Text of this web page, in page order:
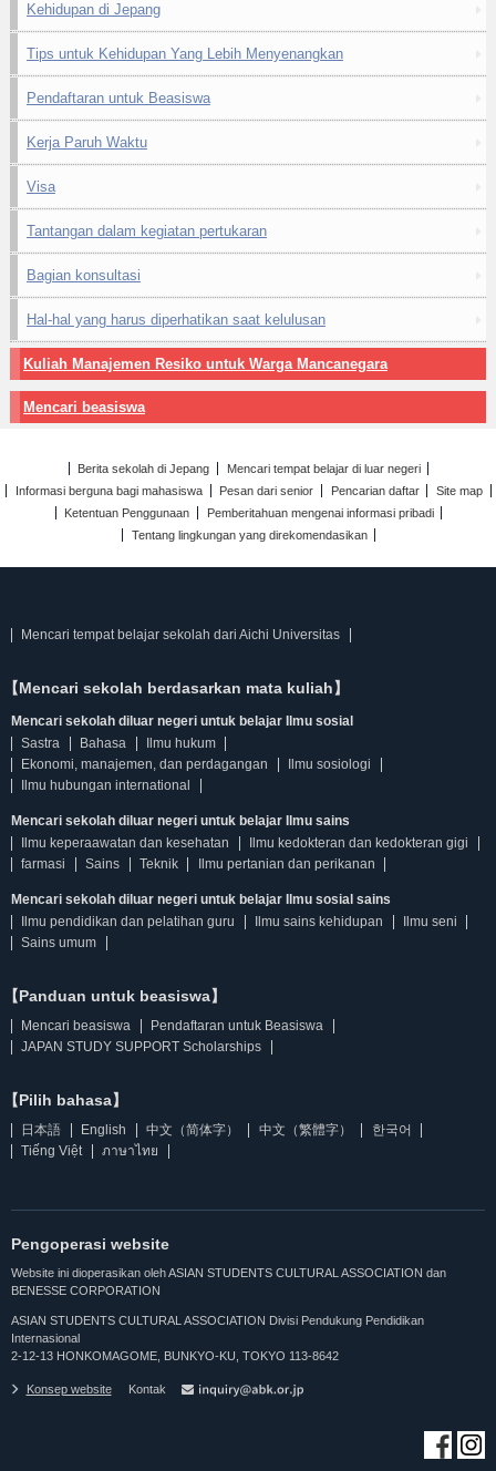
Kehidupan di Jepang
Tips untuk Kehidupan Yang Lebih Menyenangkan
Pendaftaran untuk Beasiswa
Kerja Paruh Waktu
Visa
Tantangan dalam kegiatan pertukaran
Bagian konsultasi
Hal-hal yang harus diperhatikan saat kelulusan
Kuliah Manajemen Resiko untuk Warga Mancanegara
Mencari beasiswa
Berita sekolah di Jepang
Mencari tempat belajar di luar negeri
Informasi berguna bagi mahasiswa
Pesan dari senior Pencarian daftar
Site map
Ketentuan Penggunaan
Pemberitahuan mengenai informasi pribadi
Tentang lingkungan yang direkomendasikan
Mencari tempat belajar sekolah dari Aichi Universitas
【Mencari sekolah berdasarkan mata kuliah】
Mencari sekolah diluar negeri untuk belajar Ilmu sosial
Sastra
Bahasa
Ilmu hukum
Ekonomi, manajemen, dan perdagangan
Ilmu sosiologi
Ilmu hubungan international
Mencari sekolah diluar negeri untuk belajar Ilmu sains
Ilmu keperaawatan dan kesehatan
Ilmu kedokteran dan kedokteran gigi
farmasi
Sains Teknik Ilmu pertanian dan perikanan
Mencari sekolah diluar negeri untuk belajar Ilmu sosial sains
Ilmu pendidikan dan pelatihan guru
Ilmu sains kehidupan
Ilmu seni
Sains umum
【Panduan untuk beasiswa】
Mencari beasiswa
Pendaftaran untuk Beasiswa
JAPAN STUDY SUPPORT Scholarships
【Pilih bahasa】
日本語 English 中文（简体字） 中文（繁體字）
한국어
Tiếng Việt
ภาษาไทย
Pengoperasi website
Website ini dioperasikan oleh ASIAN STUDENTS CULTURAL ASSOCIATION dan
BENESSE CORPORATION
ASIAN STUDENTS CULTURAL ASSOCIATION Divisi Pendukung Pendidikan
Internasional
2-12-13 HONKOMAGOME, BUNKYO-KU, TOKYO 113-8642
Konsep website Kontak